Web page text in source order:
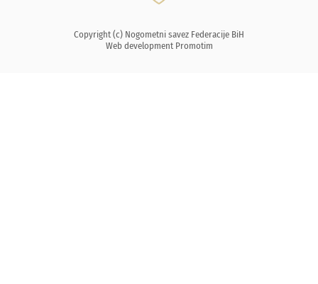
Copyright (c) Nogometni savez Federacije BiH
Web development Promotim